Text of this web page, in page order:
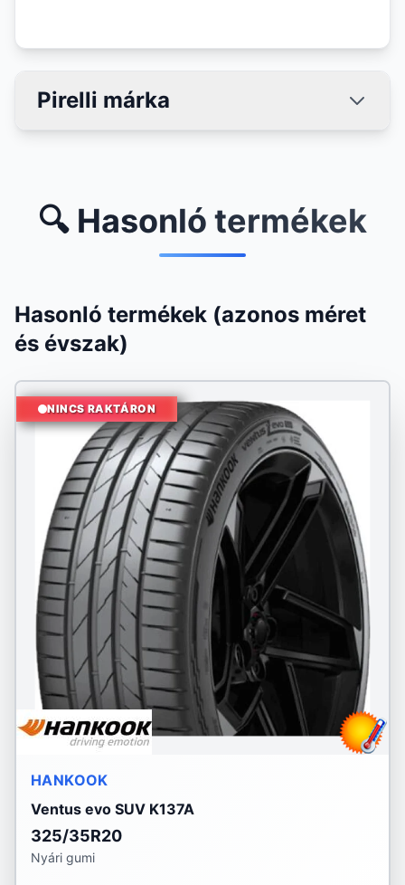
Pirelli márka
🔍 Hasonló termékek
Hasonló termékek (azonos méret
és évszak)
NINCS RAKTÁRON
HANKOOK
Ventus evo SUV K137A
325/35R20
Nyári gumi